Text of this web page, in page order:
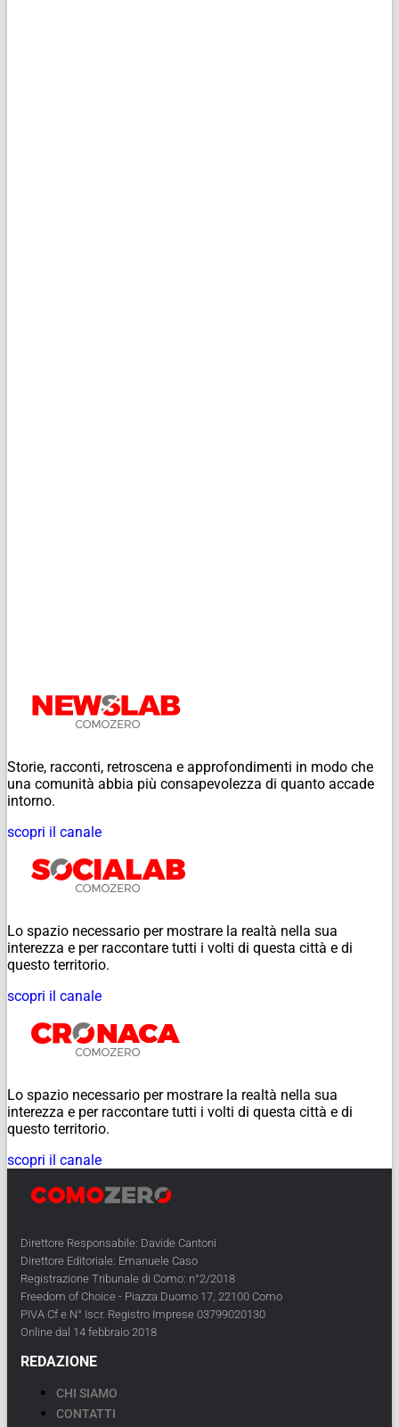
Storie, racconti, retroscena e approfondimenti in modo che
una comunità abbia più consapevolezza di quanto accade
intorno.
scopri il canale
Lo spazio necessario per mostrare la realtà nella sua
interezza e per raccontare tutti i volti di questa città e di
questo territorio.
scopri il canale
Lo spazio necessario per mostrare la realtà nella sua
interezza e per raccontare tutti i volti di questa città e di
questo territorio.
scopri il canale
Direttore Responsabile: Davide Cantoni
Direttore Editoriale: Emanuele Caso
Registrazione Tribunale di Como: n°2/2018
Freedom of Choice - Piazza Duomo 17, 22100 Como
PIVA Cf e N° Iscr. Registro Imprese 03799020130
Online dal 14 febbraio 2018
REDAZIONE
CHI SIAMO
CONTATTI